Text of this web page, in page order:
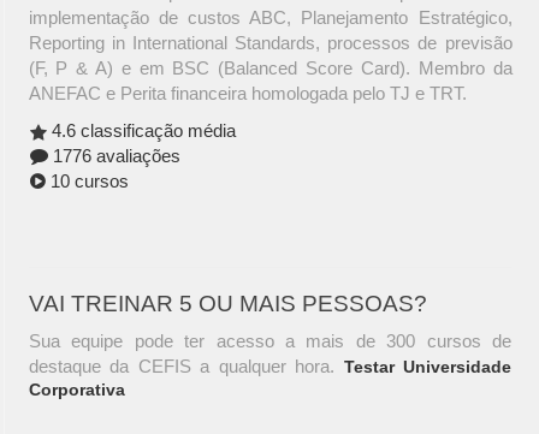
implementação de custos ABC, Planejamento Estratégico,
Reporting in International Standards, processos de previsão
(F, P & A) e em BSC (Balanced Score Card). Membro da
ANEFAC e Perita financeira homologada pelo TJ e TRT.
4.6 classificação média
1776 avaliações
10 cursos
VAI TREINAR 5 OU MAIS PESSOAS?
Sua equipe pode ter acesso a mais de 300 cursos de
destaque da CEFIS a qualquer hora. Testar Universidade
Corporativa